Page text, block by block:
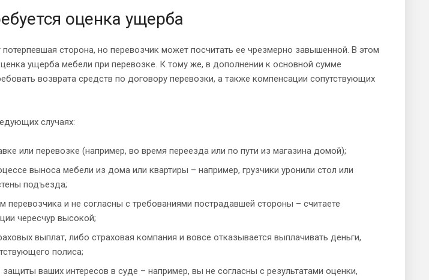
оценка ущерба
сторона, но перевозчик может посчитать ее чрезмерно завышенной. В этом
ущерба мебели при перевозке. К тому же, в дополнении к основной сумме
возврата средств по договору перевозки, а также компенсации сопутствующих
случаях:
или перевозке (например, во время переезда или по пути из магазина домой);
выноса мебели из дома или квартиры – например, грузчики уронили стол или
подъезда;
перевозчика и не согласны с требованиями пострадавшей стороны – считаете
чересчур высокой;
выплат, либо страховая компания и вовсе отказывается выплачивать деньги,
полиса;
ваших интересов в суде – например, вы не согласны с результатами оценки,